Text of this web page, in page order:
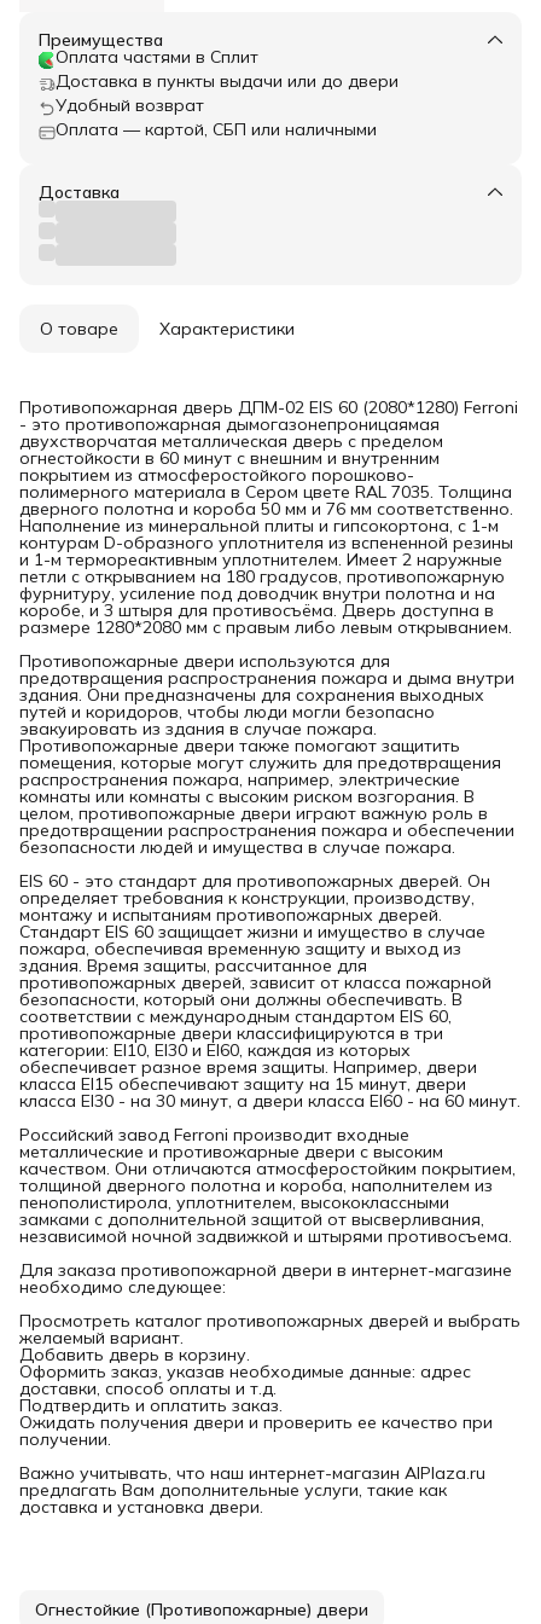
Преимущества
Оплата частями в Сплит
Доставка в пункты выдачи или до двери
Удобный возврат
Оплата — картой, СБП или наличными
Доставка
О товаре Характеристики
Противопожарная дверь ДПМ-02 EIS 60 (2080*1280) Ferroni
- это противопожарная дымогазонепроницаямая
двухстворчатая металлическая дверь с пределом
огнестойкости в 60 минут с внешним и внутренним
покрытием из атмосферостойкого порошково-
полимерного материала в Сером цвете RAL 7035. Толщина
дверного полотна и короба 50 мм и 76 мм соответственно.
Наполнение из минеральной плиты и гипсокортона, с 1-м
контурам D-образного уплотнителя из вспененной резины
и 1-м термореактивным уплотнителем. Имеет 2 наружные
петли с открыванием на 180 градусов, противопожарную
фурнитуру, усиление под доводчик внутри полотна и на
коробе, и 3 штыря для противосъёма. Дверь доступна в
размере 1280*2080 мм с правым либо левым открыванием.
Противопожарные двери используются для
предотвращения распространения пожара и дыма внутри
здания. Они предназначены для сохранения выходных
путей и коридоров, чтобы люди могли безопасно
эвакуировать из здания в случае пожара.
Противопожарные двери также помогают защитить
помещения, которые могут служить для предотвращения
распространения пожара, например, электрические
комнаты или комнаты с высоким риском возгорания. В
целом, противопожарные двери играют важную роль в
предотвращении распространения пожара и обеспечении
безопасности людей и имущества в случае пожара.
EIS 60 - это стандарт для противопожарных дверей. Он
определяет требования к конструкции, производству,
монтажу и испытаниям противопожарных дверей.
Стандарт EIS 60 защищает жизни и имущество в случае
пожара, обеспечивая временную защиту и выход из
здания. Время защиты, рассчитанное для
противопожарных дверей, зависит от класса пожарной
безопасности, который они должны обеспечивать. В
соответствии с международным стандартом EIS 60,
противопожарные двери классифицируются в три
категории: EI10, EI30 и EI60, каждая из которых
обеспечивает разное время защиты. Например, двери
класса EI15 обеспечивают защиту на 15 минут, двери
класса EI30 - на 30 минут, а двери класса EI60 - на 60 минут.
Российский завод Ferroni производит входные
металлические и противожарные двери с высоким
качеством. Они отличаются атмосферостойким покрытием,
толщиной дверного полотна и короба, наполнителем из
пенополистирола, уплотнителем, высококлассными
замками с дополнительной защитой от высверливания,
независимой ночной задвижкой и штырями противосъема.
Для заказа противопожарной двери в интернет-магазине
необходимо следующее:
Просмотреть каталог противопожарных дверей и выбрать
желаемый вариант.
Добавить дверь в корзину.
Оформить заказ, указав необходимые данные: адрес
доставки, способ оплаты и т.д.
Подтвердить и оплатить заказ.
Ожидать получения двери и проверить ее качество при
получении.
Важно учитывать, что наш интернет-магазин AlPlaza.ru
предлагать Вам дополнительные услуги, такие как
доставка и установка двери.
Огнестойкие (Противопожарные) двери